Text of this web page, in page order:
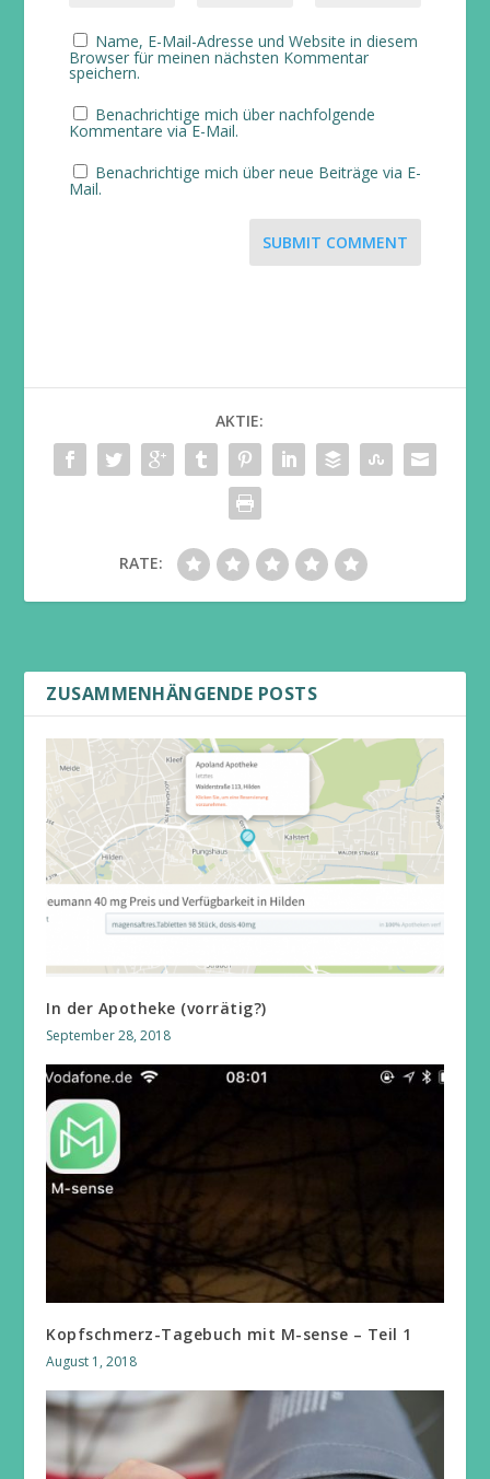
Name, E-Mail-Adresse und Website in diesem
Browser für meinen nächsten Kommentar
speichern.
Benachrichtige mich über nachfolgende
Kommentare via E-Mail.
Benachrichtige mich über neue Beiträge via E-
Mail.
SUBMIT COMMENT
AKTIE:
RATE:
ZUSAMMENHÄNGENDE POSTS
In der Apotheke (vorrätig?)
September 28, 2018
Kopfschmerz-Tagebuch mit M-sense – Teil 1
August 1, 2018